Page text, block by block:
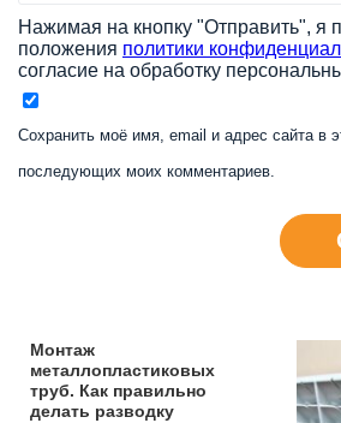
Нажимая на кнопку "Отправить", я
положения политики
согласие на обработку
Сохранить моё имя, email и адрес сайта в
последующих моих комментариев.
Монтаж
металлопластиковых
труб. Как правильно
делать разводку